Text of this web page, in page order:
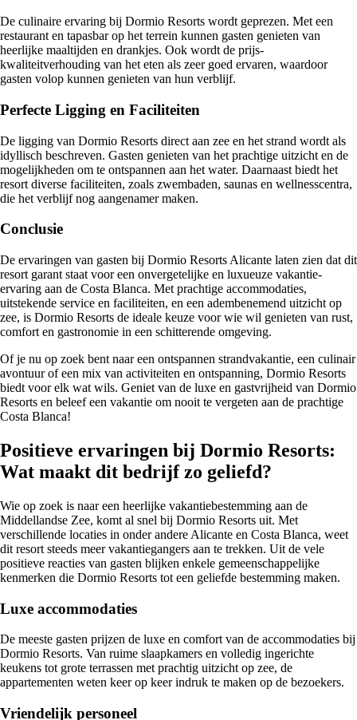
De culinaire ervaring bij Dormio Resorts wordt geprezen. Met een
restaurant en tapasbar op het terrein kunnen gasten genieten van
heerlijke maaltijden en drankjes. Ook wordt de prijs-
kwaliteitverhouding van het eten als zeer goed ervaren, waardoor
gasten volop kunnen genieten van hun verblijf.
Perfecte Ligging en Faciliteiten
De ligging van Dormio Resorts direct aan zee en het strand wordt als
idyllisch beschreven. Gasten genieten van het prachtige uitzicht en de
mogelijkheden om te ontspannen aan het water. Daarnaast biedt het
resort diverse faciliteiten, zoals zwembaden, saunas en wellnesscentra,
die het verblijf nog aangenamer maken.
Conclusie
De ervaringen van gasten bij Dormio Resorts Alicante laten zien dat dit
resort garant staat voor een onvergetelijke en luxueuze vakantie-
ervaring aan de Costa Blanca. Met prachtige accommodaties,
uitstekende service en faciliteiten, en een adembenemend uitzicht op
zee, is Dormio Resorts de ideale keuze voor wie wil genieten van rust,
comfort en gastronomie in een schitterende omgeving.
Of je nu op zoek bent naar een ontspannen strandvakantie, een culinair
avontuur of een mix van activiteiten en ontspanning, Dormio Resorts
biedt voor elk wat wils. Geniet van de luxe en gastvrijheid van Dormio
Resorts en beleef een vakantie om nooit te vergeten aan de prachtige
Costa Blanca!
Positieve ervaringen bij Dormio Resorts:
Wat maakt dit bedrijf zo geliefd?
Wie op zoek is naar een heerlijke vakantiebestemming aan de
Middellandse Zee, komt al snel bij Dormio Resorts uit. Met
verschillende locaties in onder andere Alicante en Costa Blanca, weet
dit resort steeds meer vakantiegangers aan te trekken. Uit de vele
positieve reacties van gasten blijken enkele gemeenschappelijke
kenmerken die Dormio Resorts tot een geliefde bestemming maken.
Luxe accommodaties
De meeste gasten prijzen de luxe en comfort van de accommodaties bij
Dormio Resorts. Van ruime slaapkamers en volledig ingerichte
keukens tot grote terrassen met prachtig uitzicht op zee, de
appartementen weten keer op keer indruk te maken op de bezoekers.
Vriendelijk personeel